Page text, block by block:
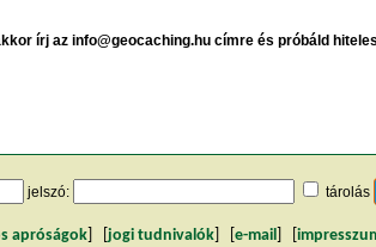
írj az info@geocaching.hu címre és próbáld
jelszó: tárolás
apróságok jogi tudnivalók e-mail